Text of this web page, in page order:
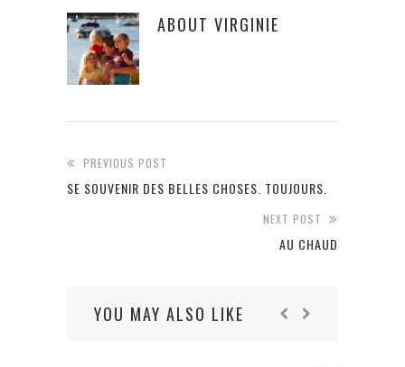
ABOUT VIRGINIE
PREVIOUS POST
SE SOUVENIR DES BELLES CHOSES. TOUJOURS.
NEXT POST
AU CHAUD
YOU MAY ALSO LIKE